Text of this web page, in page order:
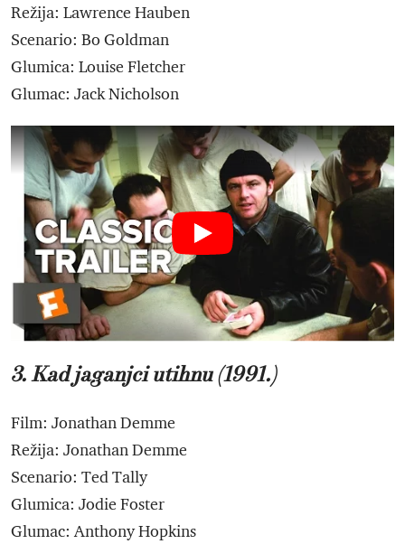
Režija: Lawrence Hauben
Scenario: Bo Goldman
Glumica: Louise Fletcher
Glumac: Jack Nicholson
3. Kad jaganjci utihnu (1991.)
Film: Jonathan Demme
Režija: Jonathan Demme
Scenario: Ted Tally
Glumica: Jodie Foster
Glumac: Anthony Hopkins